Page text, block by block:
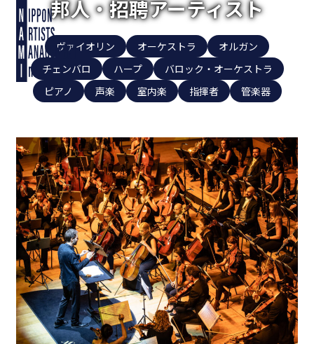
邦人・招聘アーティスト
ヴァイオリン オーケストラ
オルガン
チェンバロ
ハープ
バロック・オーケストラ
ピアノ
声楽 室内楽 指揮者 管楽器